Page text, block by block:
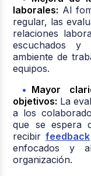
laborales: Al
regular, las
relaciones
escuchados
ambiente de
equipos.
Mayor
objetivos: La
a los
que se espera
recibirfeedback
enfocados y
organización.